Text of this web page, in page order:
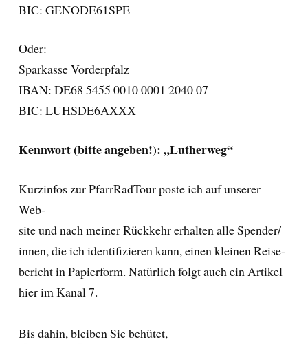
BIC: GENODE61SPE
Oder:
Sparkasse Vorderpfalz
IBAN: DE68 5455 0010 0001 2040 07
BIC: LUHSDE6AXXX
Kennwort (bitte angeben!): „Lutherweg“
Kurzinfos zur PfarrRadTour poste ich auf unserer
Web-
site und nach meiner Rückkehr erhalten alle Spender/
innen, die ich identifizieren kann, einen kleinen Reise-
bericht in Papierform. Natürlich folgt auch ein Artikel
hier im Kanal 7.
Bis dahin, bleiben Sie behütet,